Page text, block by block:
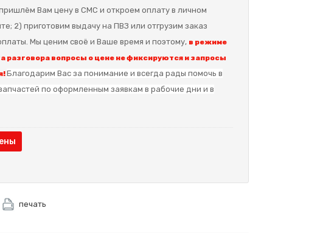
Вам цену в СМС и откроем оплату в личном
2) приготовим выдачу на ПВЗ или отгрузим заказ
Мы ценим своё и Ваше время и поэтому, в режиме
разговора вопросы о цене не фиксируются и запросы
Благодарим Вас за понимание и всегда рады помочь в
по оформленным заявкам в рабочие дни и в
печать